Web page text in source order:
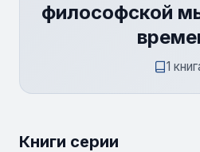
философской
1
Книги серии